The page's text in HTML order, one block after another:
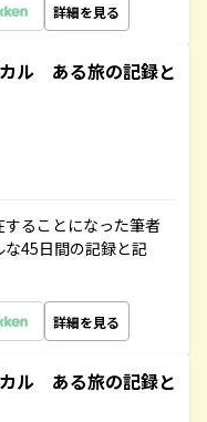
詳細を見る
ル ある旅の記録と
ることになった筆者
45日間の記録と記
詳細を見る
ル ある旅の記録と